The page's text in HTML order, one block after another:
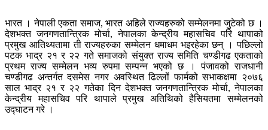
भारत । नेपाली एकता समाज, भारत अहिले राज्यहरुको सम्मेलनमा जुटेको छ ।
देशभक्त जनगणतान्त्रिक मोर्चा, नेपालका केन्द्रीय महासचिव परि थापाको
प्रमुख आतिथ्यतामा ती राज्यहरुका सम्मेलन धमाधम भइरहेका छन् । पछिल्लो
पटक भाद्र २१ र २२ गते समाजको संयुक्त राज्य समिति चण्डीगढ एकताको
प्रथम राज्य सम्मेलन भव्य रुपमा सम्पन्न भएको छ । पंजावको राजधानी
चण्डीगढ अन्तर्गत दसमेस नगर अवस्थित ढिल्लों फार्मको सभाकक्षमा २०७६
साल भाद्र २१ र २२ गतेका दिन देशभक्त जनगणतान्त्रिक मोर्चा, नेपालका
केन्द्रीय महासचिव परि थापाले प्रमुख अतिथिको हैसियतमा सम्मेलनको
उद्घाटन गरे ।